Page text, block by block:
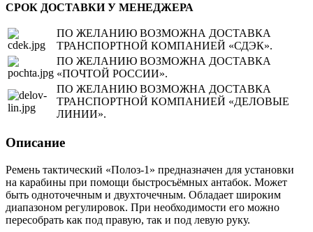
СРОК ДОСТАВКИ У МЕНЕДЖЕРА
ПО ЖЕЛАНИЮ ВОЗМОЖНА ДОСТАВКА
ТРАНСПОРТНОЙ КОМПАНИЕЙ «СДЭК».
ПО ЖЕЛАНИЮ ВОЗМОЖНА ДОСТАВКА
«ПОЧТОЙ РОССИИ».
ПО ЖЕЛАНИЮ ВОЗМОЖНА ДОСТАВКА
ТРАНСПОРТНОЙ КОМПАНИЕЙ «ДЕЛОВЫЕ
ЛИНИИ».
Описание
Ремень тактический «Полоз-1» предназначен для установки
на карабины при помощи быстросъёмных антабок. Может
быть одноточечным и двухточечным. Обладает широким
диапазоном регулировок. При необходимости его можно
пересобрать как под правую, так и под левую руку.